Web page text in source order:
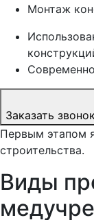
Монтаж
Заказать звонок
Первым этапом
строительства.
Виды